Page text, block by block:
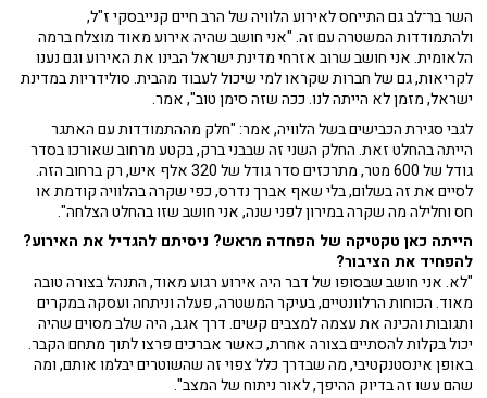
השר בר־לב גם התייחס לאירוע הלוויה של הרב חיים קנייבסקי ז"ל,
ולהתמודדות המשטרה עם זה. "אני חושב שהיה אירוע מאוד מוצלח ברמה
הלאומית. אני חושב שרוב אזרחי מדינת ישראל הבינו את האירוע וגם נענו
לקריאות, גם של חברות שקראו למי שיכול לעבוד מהבית. סולידריות במדינת
ישראל, מזמן לא הייתה לנו. ככה שזה סימן טוב", אמר.
לגבי סגירת הכבישים בשל הלוויה, אמר: "חלק מההתמודדות עם האתגר
הייתה בהחלט זאת. החלק השני זה שבבני ברק, בקטע מרחוב שאורכו בסדר
גודל של 600 מטר, מתרכזים סדר גודל של 320 אלף איש, רק ברחוב הזה.
לסיים את זה בשלום, בלי שאף אברך נדרס, כפי שקרה בהלוויה קודמת או
חס וחלילה מה שקרה במירון לפני שנה, אני חושב שזו בהחלט הצלחה".
הייתה כאן טקטיקה של הפחדה מראש? ניסיתם להגדיל את האירוע?
להפחיד את הציבור?
"לא. אני חושב שבסופו של דבר היה אירוע רגוע מאוד, התנהל בצורה טובה
מאוד. הכוחות הרלוונטיים, בעיקר המשטרה, פעלה וניתחה ועסקה במקרים
ותגובות והכינה את עצמה למצבים קשים. דרך אגב, היה שלב מסוים שהיה
יכול בקלות להסתיים בצורה אחרת, כאשר אברכים פרצו לתוך מתחם הקבר.
באופן אינסטנקטיבי, מה שבדרך כלל צפוי זה שהשוטרים יבלמו אותם, ומה
שהם עשו זה בדיוק ההיפך, לאור ניתוח של המצב".